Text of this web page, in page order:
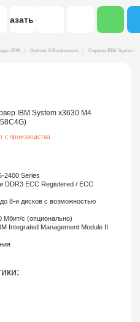
Заказать звонок
IBM System X Rackmount Сервер IBM System
IBM System x3630 M4
с производства
2400 Series
DDR3 ECC Registered / ECC
8-и дисков с возможностью
Мбит/с (опционально)
Integrated Management Module II